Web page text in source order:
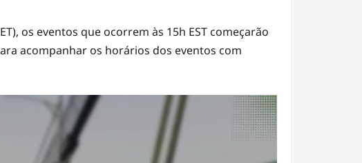
os eventos que ocorrem às 15h EST começarão
acompanhar os horários dos eventos com